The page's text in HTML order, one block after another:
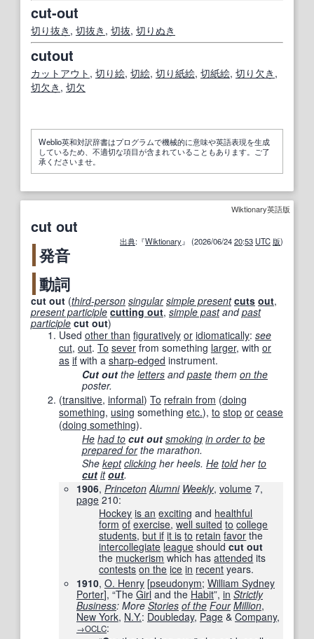
cut-out
切り抜き , 切抜き , 切抜, 切りぬき
cutout
カットアウト , 切り絵, 切絵, 切り紙絵, 切紙絵, 切り欠き ,
切欠き , 切欠
Weblio英和対訳辞書はプログラムで機械的に意味や英語表現を生成
しているため、不適切な項目が含まれていることもあります。ご了
承くださいませ。
Wiktionary英語版
cut out
出典:『Wiktionary』 (2026/06/2420:53 UTC 版)
発音
動詞
cut out (third-person singular simple present cuts out,
present participle cutting out, simple pastandpast
participle cut out)
Used other than figuratively or idiomatically: see
cut,‎ out. To sever from something larger, with or
as if with a sharp-edged instrument.
Cut out the letters andpaste them on the
poster.
(transitive, informal) To refrain from (doing
something, using something etc.), to stop or cease
(doing something).
He had to cut out smoking in order to be
prepared forthe marathon.
She kept clicking her heels. He toldherto
cut it out.
1906, Princeton Alumni Weekly, volume 7,
page 210:
Hockey is an exciting and healthful
form of exercise,well suited to college
students,but if it is to retain favor the
intercollegiate league shouldcut out
the muckerism which hasattended its
contests on the ice in recent years.
1910, O. Henry [pseudonym; William Sydney
Porter], “The Girl and the Habit”, in Strictly
Business: More Stories of the Four Million,
New York, N.Y.: Doubleday, Page & Company,
→OCLC: